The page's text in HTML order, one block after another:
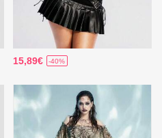
15,89€ -40%